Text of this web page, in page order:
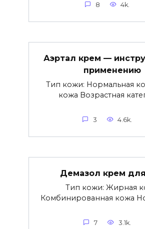
8 4k.
Аэртал крем —
применению
Тип кожи: Нормальная
кожа Возрастная
3 4.6k.
Демазол крем
Тип кожи: Жирная
Комбинированная кожа
7 3.1k.